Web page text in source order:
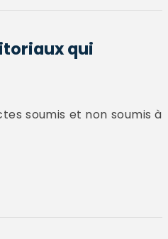
qui
soumis et non soumis à